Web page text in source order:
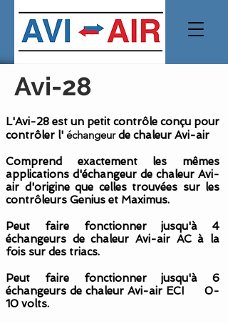
Avi-28
L'Avi-28 est un petit contrôle conçu pour
contrôler l' échangeur de chaleur Avi-air
Comprend exactement les mêmes
applications d'échangeur de chaleur Avi-
air d'origine que celles trouvées sur les
contrôleurs Genius et Maximus.
Peut faire fonctionner jusqu'à 4
échangeurs de chaleur Avi-air AC à la
fois sur des triacs.
Peut faire fonctionner jusqu'à 6
échangeurs de chaleur Avi-air ECI 0-
10 volts.